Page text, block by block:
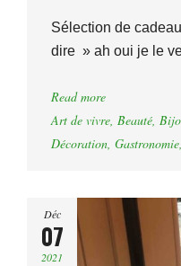
Sélection de
dire » ah oui je le
Read more
Art de vivre, Beauté,
Décoration, Gastronomie,
Déc
07
2021